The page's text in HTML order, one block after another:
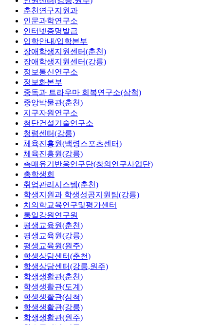
춘천연구지원과
인문과학연구소
인터넷증명발급
입학안내/입학본부
장애학생지원센터(춘천)
장애학생지원센터(강릉)
정보통신연구소
정보화본부
중독과 트라우마 회복연구소(삼척)
중앙박물관(춘천)
지구자원연구소
첨단건설기술연구소
청렴센터(강릉)
체육진흥원(백령스포츠센터)
체육진흥원(강릉)
촉매유기반응연구단(창의연구사업단)
총학생회
취업관리시스템(춘천)
학생지원과 학생성공지원팀(강릉)
치의학교육연구및평가센터
통일강원연구원
평생교육원(춘천)
평생교육원(강릉)
평생교육원(원주)
학생상담센터(춘천)
학생상담센터(강릉,원주)
학생생활관(춘천)
학생생활관(도계)
학생생활관(삼척)
학생생활관(강릉)
학생생활관(원주)